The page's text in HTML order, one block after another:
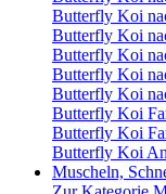
Butterfly Koi
Butterfly Koi
Butterfly Koi
Butterfly Koi
Butterfly Koi
Butterfly Koi
Butterfly Koi
Butterfly Koi
Muscheln,